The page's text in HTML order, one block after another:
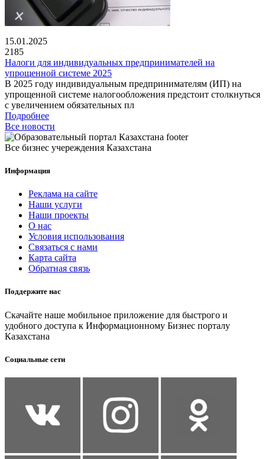
15.01.2025
2185
Налоги для индивидуальных предпринимателей на
упрощенной системе 2025
В 2025 году индивидуальным предпринимателям (ИП) на
упрощенной системе налогообложения предстоит столкнуться
с увеличением обязательных пл
Подробнее
Все новости
Все бизнес учереждения Казахстана
Информация
Реклама на сайте
Наши услуги
Наши проекты
О нас
Условия использования
Связаться с нами
Карта сайта
Обратная связь
Поддержите нас
Скачайте наше мобильное приложение для быстрого и
удобного доступа к Информационному Бизнес порталу
Казахстана
Социальные сети